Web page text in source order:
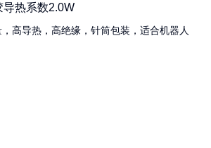
导热系数2.0W
高导热，高绝缘，针筒包装，适合机器人